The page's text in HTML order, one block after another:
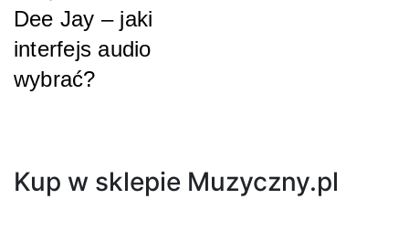
Dee Jay – jaki
interfejs audio
wybrać?
Kup w sklepie Muzyczny.pl